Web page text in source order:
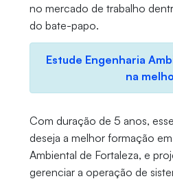
no mercado de trabalho
do bate-papo.
Estude Engenharia
na
Com duração de 5 anos,
deseja a melhor formação
Ambiental de Fortaleza, e
gerenciar a operação de